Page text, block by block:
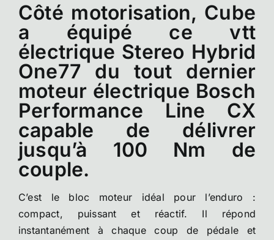
Côté motorisation, Cube
a équipé ce vtt
électrique Stereo Hybrid
One77 du tout dernier
moteur électrique Bosch
Performance Line CX
capable de délivrer
jusqu’à 100 Nm de
couple.
C’est le bloc moteur idéal pour l’enduro :
compact, puissant et réactif. Il répond
instantanément à chaque coup de pédale et